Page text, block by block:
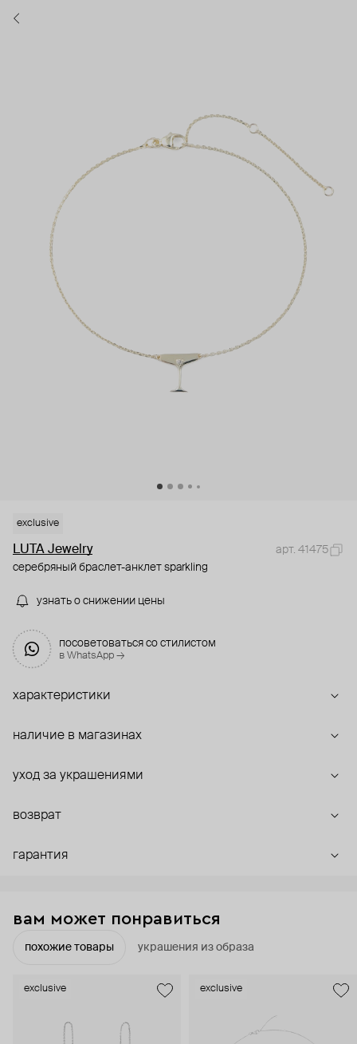
exclusive
LUTA Jewelry
арт. 41475
серебряный браслет-анклет sparkling
узнать о снижении цены
посоветоваться со стилистом
в WhatsApp →
характеристики
наличие в магазинах
уход за украшениями
возврат
гарантия
вам может понравиться
похожие товары украшения из образа
exclusive exclusive